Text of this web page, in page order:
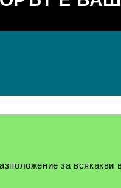
за всякакви